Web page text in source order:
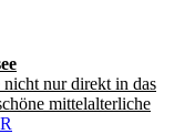
nur direkt in das
mittelalterliche